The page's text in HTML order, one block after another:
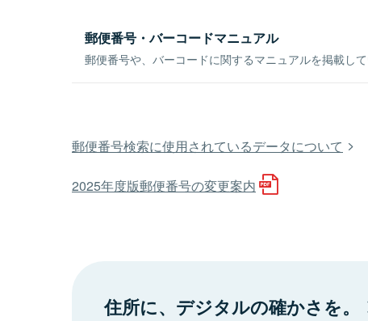
郵便番号・バーコードマニュアル
郵便番号や、バーコードに関するマニュアルを掲載して
郵便番号検索に使用されているデータについて
2025年度版郵便番号の変更案内
住所に、デジタルの確かさを。